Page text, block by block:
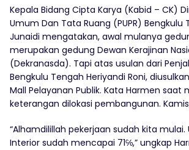
Kepala Bidang Cipta Karya (Kabid – CK)
Umum Dan Tata Ruang (PUPR) Bengkulu
Junaidi mengatakan, awal mulanya
merupakan gedung Dewan Kerajinan
(Dekranasda). Tapi atas usulan dari
Bengkulu Tengah Heriyandi Roni,
Mall Pelayanan Publik. Kata Harmen saat
keterangan dilokasi pembangunan.
“Alhamdilillah pekerjaan sudah kita mulai.
Interior sudah mencapai 71℅,” ungkap